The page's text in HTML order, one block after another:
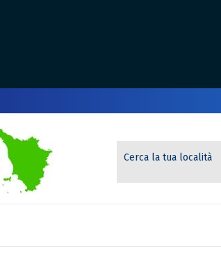
Cerca la tua località